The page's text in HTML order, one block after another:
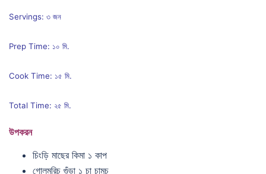
Servings: ৩ জন
Prep Time: ১০ মি.
Cook Time: ১৫ মি.
Total Time: ২৫ মি.
উপকরন
চিংড়ি মাছের কিমা ১ কাপ
গোলমরিচ গুঁড়া ১ চা চামচ